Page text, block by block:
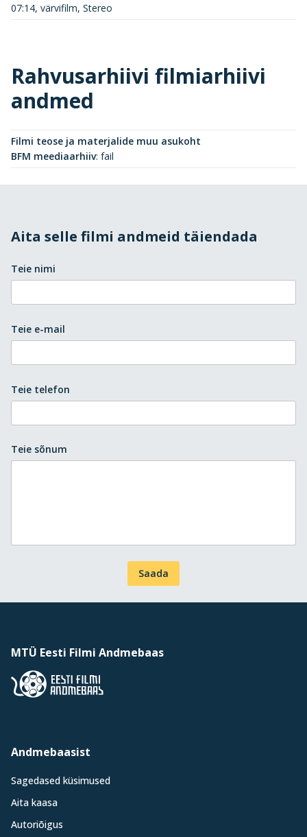
07:14, värvifilm, Stereo
Rahvusarhiivi filmiarhiivi
andmed
Filmi teose ja materjalide muu asukoht
BFM meediaarhiiv: fail
Aita selle filmi andmeid täiendada
Teie nimi
Teie e-mail
Teie telefon
Teie sõnum
Saada
MTÜ Eesti Filmi Andmebaas
Andmebaasist
Sagedased küsimused
Aita kaasa
Autoriõigus